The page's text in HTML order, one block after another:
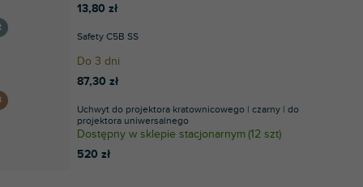
13,80 zł
Safety C5B SS
Do 3 dni
87,30 zł
Uchwyt do projektora kratownicowego | czarny | do
projektora uniwersalnego
Dostępny w sklepie stacjonarnym(12 szt)
520 zł